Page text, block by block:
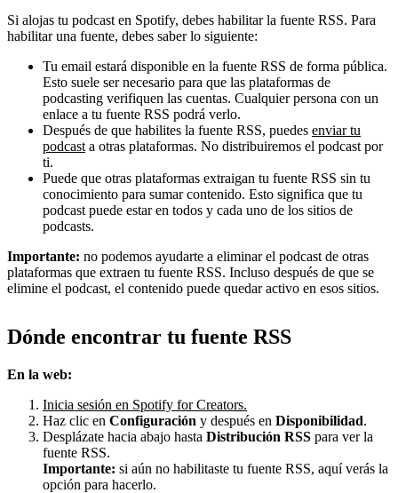
Si alojas tu podcast en Spotify, debes habilitar la fuente RSS. Para
habilitar una fuente, debes saber lo siguiente:
Tu email estará disponible en la fuente RSS de forma pública.
Esto suele ser necesario para que las plataformas de
podcasting verifiquen las cuentas. Cualquier persona con un
enlace a tu fuente RSS podrá verlo.
Después de que habilites la fuente RSS, puedes enviar tu
podcast a otras plataformas. No distribuiremos el podcast por
ti.
Puede que otras plataformas extraigan tu fuente RSS sin tu
conocimiento para sumar contenido. Esto significa que tu
podcast puede estar en todos y cada uno de los sitios de
podcasts.
Importante: no podemos ayudarte a eliminar el podcast de otras
plataformas que extraen tu fuente RSS. Incluso después de que se
elimine el podcast, el contenido puede quedar activo en esos sitios.
Dónde encontrar tu fuente RSS
En la web:
Inicia sesión en Spotify for Creators.
Haz clic en Configuración y después en Disponibilidad.
Desplázate hacia abajo hasta Distribución RSS para ver la
fuente RSS.
Importante: si aún no habilitaste tu fuente RSS, aquí verás la
opción para hacerlo.